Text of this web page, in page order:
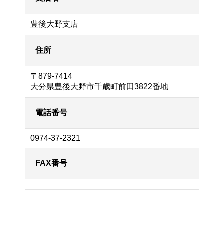
豊後大野支店
住所
〒879-7414
大分県豊後大野市千歳町前田3822番地
電話番号
0974-37-2321
FAX番号